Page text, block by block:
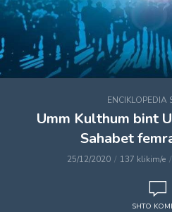
ENCIKLOPEDIA
Umm Kulthum bint
Sahabet
25/12/2020 137 klikim/e
SHTO